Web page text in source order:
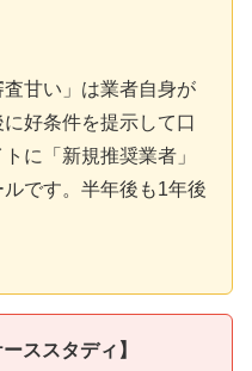
査甘い」は業者自身が
好条件を提示して口
に「新規推奨業者」
です。半年後も1年後
ススタディ】